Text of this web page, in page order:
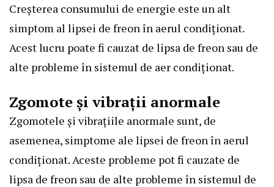
Creșterea consumului de energie este un alt
simptom al lipsei de freon în aerul condiționat.
Acest lucru poate fi cauzat de lipsa de freon sau de
alte probleme în sistemul de aer condiționat.
Zgomote și vibrații anormale
Zgomotele și vibrațiile anormale sunt, de
asemenea, simptome ale lipsei de freon în aerul
condiționat. Aceste probleme pot fi cauzate de
lipsa de freon sau de alte probleme în sistemul de